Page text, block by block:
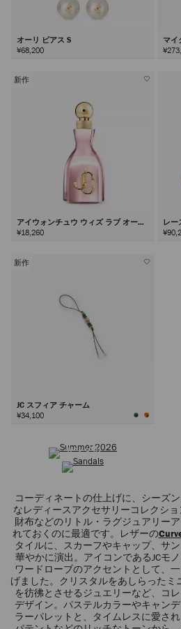
オーリ ピアス S
¥68,200
マイ
新作
アイウォンチュウ ウィズ ラブ オード
パルファム60ml
¥18,260
レー
新作
JC スフィア チャーム
¥34,100
サンダル
コーディネートの仕上げに、シーズ
なレディースアクセサリーコレクシ
財布などのリトル・ラグジュアリー
れておくのに最適です。レザーの
タイルに、スカーフやキャップ、サ
華やかに演出。アイコンであるJCモ
ワードローブのアクセントとして、
げました。クリスタルをあしらったミ
を彷彿とさせるジュエリーなど、コ
デザイン。パステルカラーやキャン
ラーパレットと、タイムレスに愛さ